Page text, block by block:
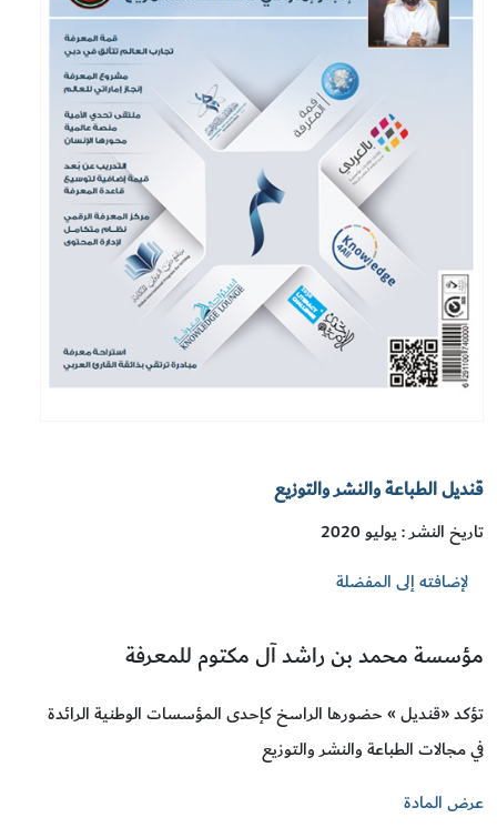
قنديل الطباعة والنشر والتوزيع
تاريخ النشر : يوليو 2020
لإضافته إلى المفضلة
مؤسسة محمد بن راشد آل مكتوم للمعرفة
تؤكد «قنديل » حضورها الراسخ كإحدى المؤسسات الوطنية الرائدة
في مجالات الطباعة والنشر والتوزيع
عرض المادة